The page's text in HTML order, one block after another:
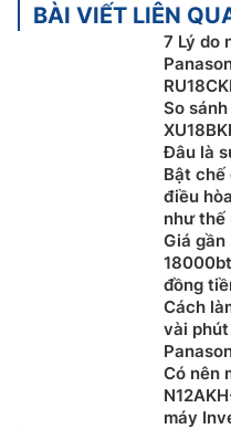
Công nghệ Nanoe-
Điều hòa Panasonic
trang bị công nghệ lọc
quả trong việc loại bỏ
phóng ra các ion âm để
thước nhỏ như PM 2.5,
mang lại không gian
BÀI VIẾT LIÊN
7 Lý do
So
Đâu là
Bật chế
điều
như thế
Giá
đồng
Cách
vài
Có nên
máy